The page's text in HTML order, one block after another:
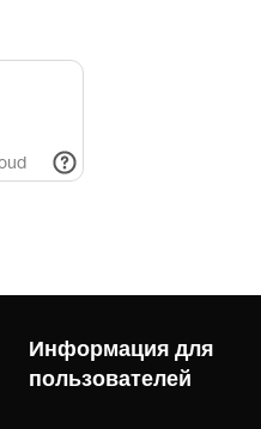
Информация для
пользователей